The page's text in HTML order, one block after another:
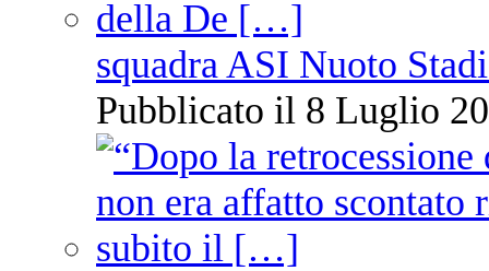
squadra ASI Nuoto
Pubblicato il 8 Luglio